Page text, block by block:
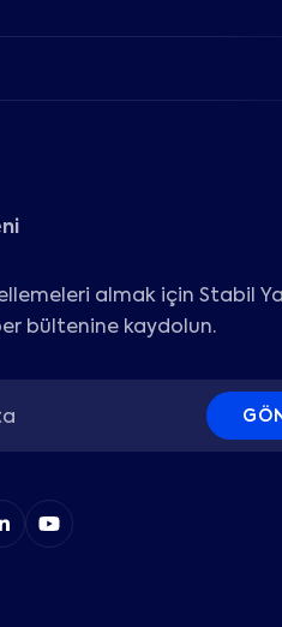
almak için Stabil
bültenine kaydolun.